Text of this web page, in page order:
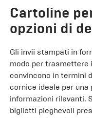
Cartoline
opzioni di
Gli invii stampati in
modo per trasmettere
convincono in termini
cornice ideale per
informazioni rilevanti.
biglietti pieghevoli